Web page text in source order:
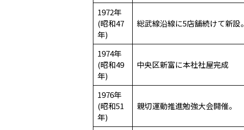
1972年
(昭和47
年)
総武線沿線に5店舗続けて新設。
1974年
(昭和49
年)
中央区新富に本社社屋完成
1976年
(昭和51
年)
親切運動推進勉強大会開催。